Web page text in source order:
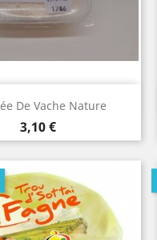
De Vache Nature
Prix
3,10 €
Aperçu rapide